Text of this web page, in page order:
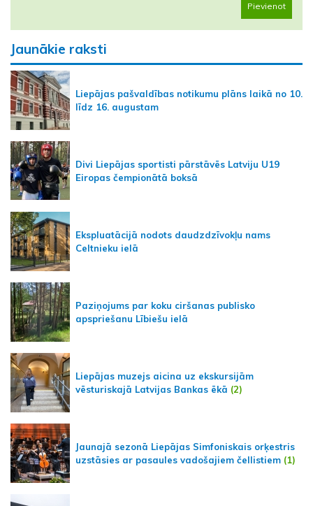
Pievienot
Jaunākie raksti
Liepājas pašvaldības notikumu plāns laikā no 10.
līdz 16. augustam
Divi Liepājas sportisti pārstāvēs Latviju U19
Eiropas čempionātā boksā
Ekspluatācijā nodots daudzdzīvokļu nams
Celtnieku ielā
Paziņojums par koku ciršanas publisko
apspriešanu Lībiešu ielā
Liepājas muzejs aicina uz ekskursijām
vēsturiskajā Latvijas Bankas ēkā (2)
Jaunajā sezonā Liepājas Simfoniskais orķestris
uzstāsies ar pasaules vadošajiem čellistiem (1)